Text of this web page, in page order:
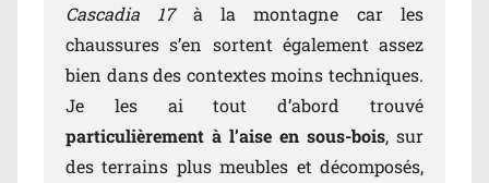
Cascadia 17à la montagne car les
chaussures s’en sortent également assez
bien dans des contextes moins techniques.
Je les ai tout d’abord trouvé
particulièrement à l’aise en sous-bois, sur
des terrains plus meubles et décomposés,